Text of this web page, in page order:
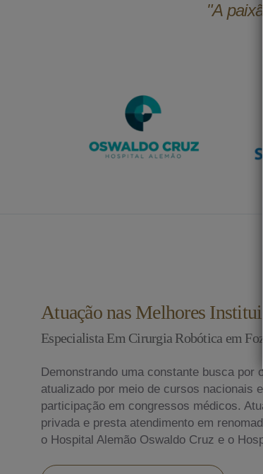
"A
Atuação nas Melhores
Especialista Em Cirurgia Robótica em Foz
Demonstrando uma constante busca por
atualizado por meio de cursos nacionais
participação em congressos médicos.
privada e presta atendimento em
o Hospital Alemão Oswaldo Cruz e o